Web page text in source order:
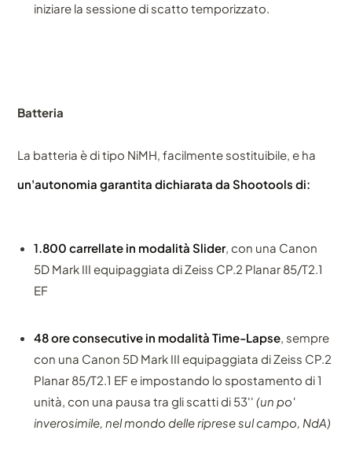
iniziare la sessione di scatto temporizzato.
Batteria
La batteria è di tipo NiMH, facilmente sostituibile, e ha
un'autonomia garantita dichiarata da Shootools di:
1.800 carrellate in modalità Slider, con una Canon
5D Mark III equipaggiata di Zeiss CP.2 Planar 85/T2.1
EF
48 ore consecutive in modalità Time-Lapse, sempre
con una Canon 5D Mark III equipaggiata di Zeiss CP.2
Planar 85/T2.1 EF e impostando lo spostamento di 1
unità, con una pausa tra gli scatti di 53''(un po'
inverosimile, nel mondo delle riprese sul campo, NdA)